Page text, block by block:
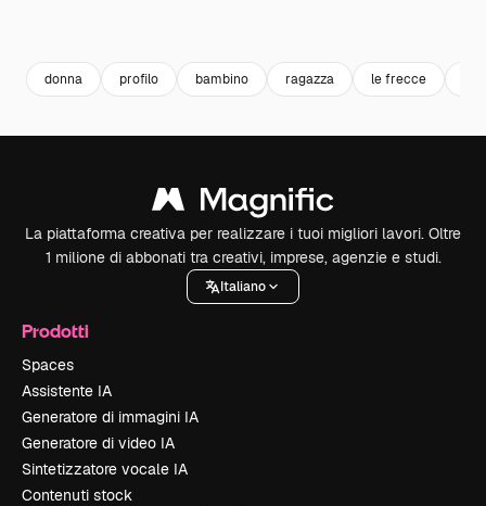
donna profilo bambino ragazza le frecce
La piattaforma creativa per realizzare i tuoi migliori lavori. Oltre
1 milione di abbonati tra creativi, imprese, agenzie e studi.
Italiano
Prodotti
Spaces
Assistente IA
Generatore di immagini IA
Generatore di video IA
Sintetizzatore vocale IA
Contenuti stock